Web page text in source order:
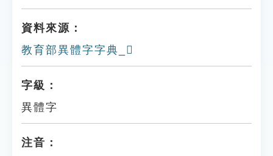
資料來源：
教育部異體字字典_𠧏
字級：
異體字
注音：